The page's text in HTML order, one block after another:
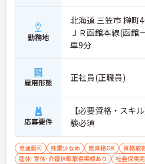
勤務地
北海道 三笠市 榊町
ＪＲ函館本線(函館
車9分
雇用形態 正社員(正職員)
応募要件
【必要資格・ス
験必須
車通勤可 残業少なめ 無資格OK
資格取
産休･育休･介護休暇取得実績あり
社会保険